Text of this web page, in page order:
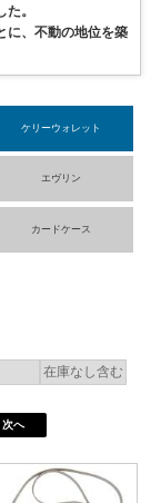
。
に、不動の地位を築
ケリーウォレット
エヴリン
カードケース
次へ